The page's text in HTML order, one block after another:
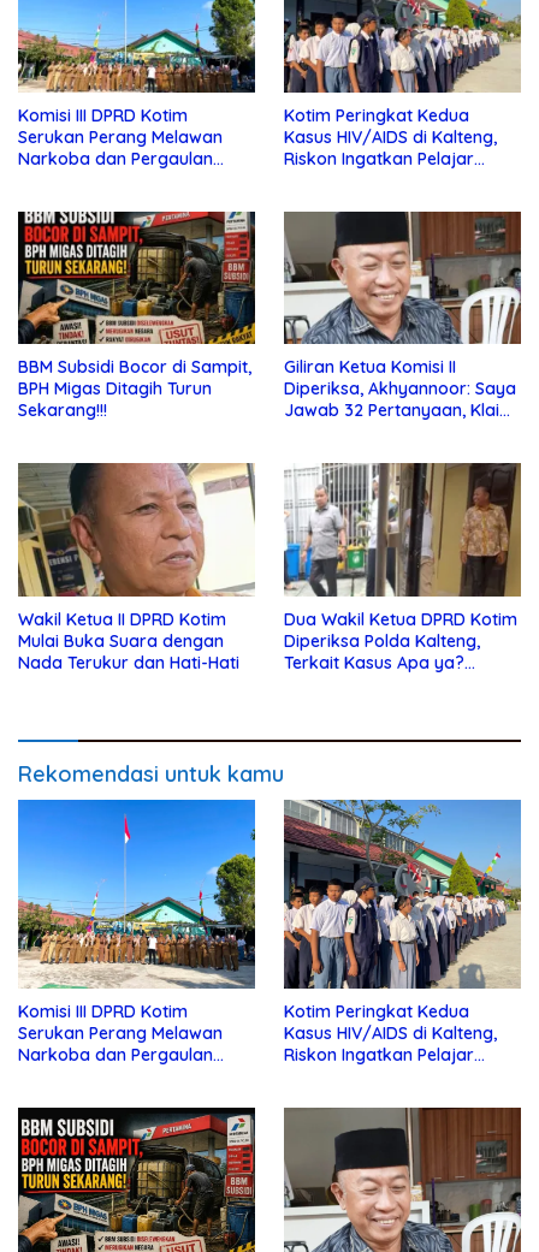
Komisi III DPRD Kotim
Serukan Perang Melawan
Narkoba dan Pergaulan
Kotim Peringkat Kedua
Kasus HIV/AIDS di Kalteng,
Riskon Ingatkan Pelajar
BBM Subsidi Bocor di Sampit,
BPH Migas Ditagih Turun
Sekarang!!!
Giliran Ketua Komisi II
Diperiksa, Akhyannoor: Saya
Jawab 32 Pertanyaan, Klaim
Wakil Ketua II DPRD Kotim
Mulai Buka Suara dengan
Nada Terukur dan Hati-Hati
Dua Wakil Ketua DPRD Kotim
Diperiksa Polda Kalteng,
Terkait Kasus Apa ya?…
Rekomendasi untuk kamu
Komisi III DPRD Kotim
Serukan Perang Melawan
Narkoba dan Pergaulan
Kotim Peringkat Kedua
Kasus HIV/AIDS di Kalteng,
Riskon Ingatkan Pelajar